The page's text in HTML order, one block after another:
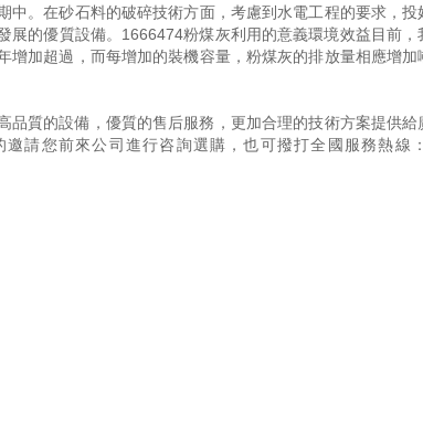
中。在砂石料的破碎技術方面，考慮到水電工程的要求，
展的優質設備。1666474粉煤灰利用的意義環境效益目前，
增加超過，而每增加的裝機容量，粉煤灰的排放量相應增
品質的設備，優質的售后服務，更加合理的技術方案提供
請您前來公司進行咨詢選購，也可撥打全國服務熱線